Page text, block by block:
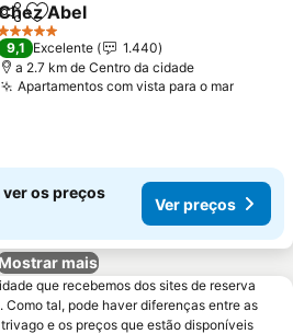
PartilharAdicionar aos favoritos
Abel
5 Estrelas
9,1 Excelente
1.440
a 2.7 km de Centro da cidade
Apartamentos com vista para o mar
ver os preços
Ver preços
mais
que recebemos dos sites de reserva
Como tal, pode haver diferenças entre as
e os preços que estão disponíveis